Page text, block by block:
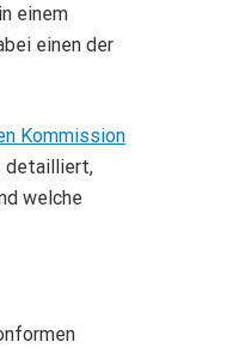
einem
einen der
Kommission
detailliert,
welche